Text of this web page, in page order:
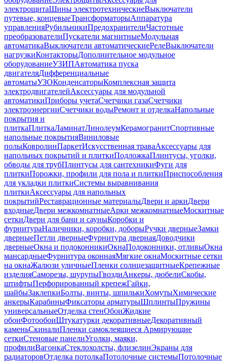
электрощитаШины электротехническиеВыключатели
путевые, концевыеТрансформаторыАппаратура
управленияРубильникиПредохранителиЧастотные
преобразователиПускатели магнитныеМодульная
автоматикаВыключатели автоматическиеРелеВыключатели
нагрузкиКонтакторыДополнительное модульное
оборудованиеУЗИПАвтоматика пуска
двигателяДифференциальные
автоматыУЗОКонденсаторыКомплексная защита
электродвигателейАксессуары для модульной
автоматикиПриборы учетаСчетчики газаСчетчики
электроэнергииСчетчики водыРемонт и отделкаНапольные
покрытия и
плиткаПлиткаЛаминатЛинолеумКерамогранитСпортивные
напольные покрытияВиниловые
полыКовролинПаркетИскусственная траваАксессуары для
напольных покрытий и плиткиПодложкаПлинтусы, уголки,
обводы для трубПлинтусы для сантехникиФуги для
плиткиПорожки, профили для пола и плиткиПриспособления
для укладки плиткиСистемы выравнивания
плиткиАксессуары для напольных
покрытийРеставрационные материалыДвери и аркиДвери
входныеДвери межкомнатныеАрки межкомнатныеМоскитные
сеткиДвери для бани и сауныКоробки и
фурнитураНаличники, коробки, доборыРучки дверныеЗамки
дверныеПетли дверныеФурнитура двернаяДоводчики
дверныеОкна и подоконникиОкнаПодоконники, отливыОкна
мансардныеФурнитура оконнаяМягкие окнаМоскитные сетки
на окнаЖалюзи уличныеПленки солнцезащитныеКрепежные
изделияСаморезы, шурупыГвоздиАнкеры, дюбелиСкобы,
штифтыПерфорированный крепежГайки,
шайбыЗаклепкиБолты, винты, шпилькиХомутыХимические
анкерыКарабиныФиксаторы арматурыШплинтыПружины
универсальныеОтделка стенОбоиЖидкие
обоиФотообоиШтукатурки декоративныеДекоративный
каменьСкиналиПленки самоклеящиеся Армирующие
сеткиСтеновые панелиУголки, маяки,
профилиВагонкаСтеклохолсты, флизелинЭкраны для
радиаторовОтделка потолкаПотолочные системыПотолочные